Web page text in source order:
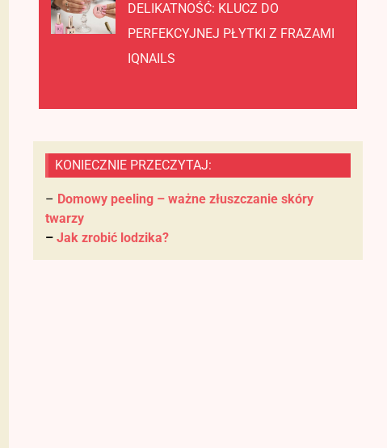
DELIKATNOŚĆ: KLUCZ DO
PERFEKCYJNEJ PŁYTKI Z FRAZAMI
IQNAILS
KONIECZNIE PRZECZYTAJ:
– Domowy peeling – ważne złuszczanie skóry
twarzy
– Jak zrobić lodzika?